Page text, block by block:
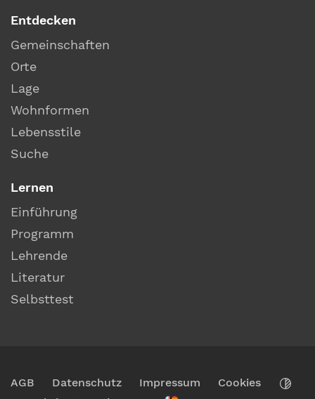
Entdecken
Gemeinschaften
Orte
Lage
Wohnformen
Lebensstile
Suche
Lernen
Einführung
Programm
Lehrende
Literatur
Selbsttest
AGB Datenschutz Impressum
Cookies